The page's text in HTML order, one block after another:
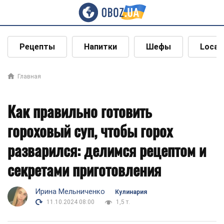
Рецепты Напитки Шефы Local
Главная
Как правильно готовить
гороховый суп, чтобы горох
разварился: делимся рецептом и
секретами приготовления
Ирина Мельниченко
Кулинария
11.10.2024 08:00
1,5 т.